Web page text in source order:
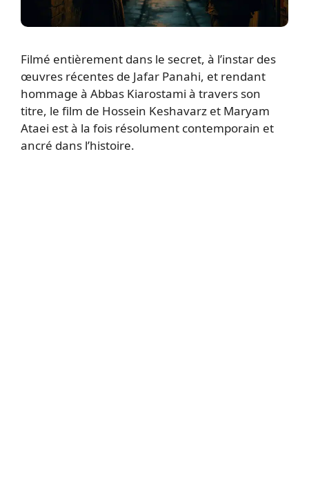
Filmé entièrement dans le secret, à l’instar des
œuvres récentes de Jafar Panahi, et rendant
hommage à Abbas Kiarostami à travers son
titre, le film de Hossein Keshavarz et Maryam
Ataei est à la fois résolument contemporain et
ancré dans l’histoire.